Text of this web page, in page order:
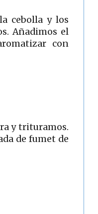
cebolla y los
Añadimos el
con
y trituramos.
de fumet de